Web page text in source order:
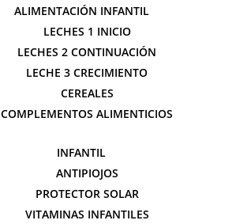
ALIMENTACIÓN INFANTIL
LECHES 1 INICIO
LECHES 2 CONTINUACIÓN
LECHE 3 CRECIMIENTO
CEREALES
COMPLEMENTOS ALIMENTICIOS
INFANTIL
ANTIPIOJOS
PROTECTOR SOLAR
VITAMINAS INFANTILES